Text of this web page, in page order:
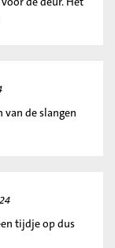
de slangen
tijdje op dus